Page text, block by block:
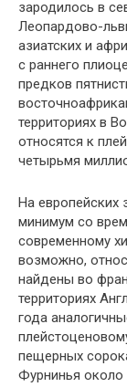
зародилось в
Леопардово-
азиатских и
с раннего
предков
территориях в
относятся к
четырьмя
На европейских
минимум со
современному
возможно,
найдены во
территориях
года
пещерных
Фурнинья